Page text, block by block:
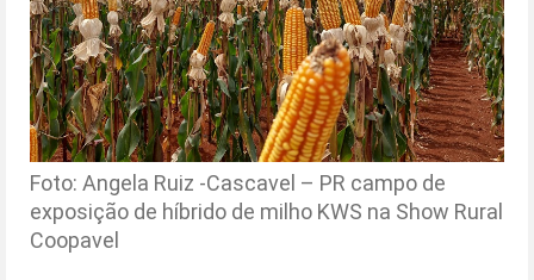
Foto: Angela Ruiz -Cascavel – PR campo de
exposição de híbrido de milho KWS na Show Rural
Coopavel